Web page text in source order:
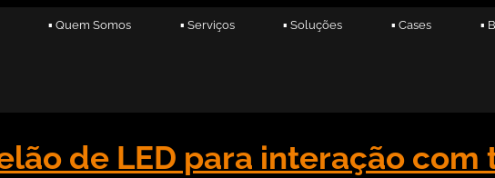
▪ Quem Somos ▪ Serviços ▪ Soluções ▪ Cases ▪
de LED para interação